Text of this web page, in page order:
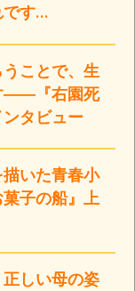
す…
ことで、生
――『右園死
タビュー
いた青春小
子の船』上
しい母の姿